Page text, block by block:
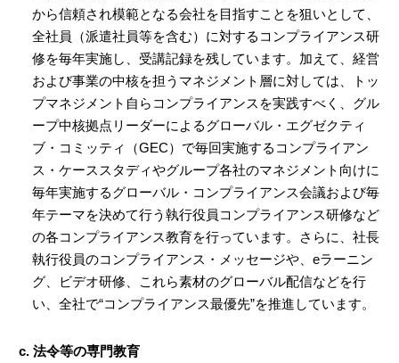
から信頼され模範となる会社を目指すことを狙いとして、
全社員（派遣社員等を含む）に対するコンプライアンス研
修を毎年実施し、受講記録を残しています。加えて、経営
および事業の中核を担うマネジメント層に対しては、トッ
プマネジメント自らコンプライアンスを実践すべく、グル
ープ中核拠点リーダーによるグローバル・エグゼクティ
ブ・コミッティ（GEC）で毎回実施するコンプライアン
ス・ケーススタディやグループ各社のマネジメント向けに
毎年実施するグローバル・コンプライアンス会議および毎
年テーマを決めて行う執行役員コンプライアンス研修など
の各コンプライアンス教育を行っています。さらに、社長
執行役員のコンプライアンス・メッセージや、eラーニン
グ、ビデオ研修、これら素材のグローバル配信などを行
い、全社で“コンプライアンス最優先”を推進しています。
c. 法令等の専門教育